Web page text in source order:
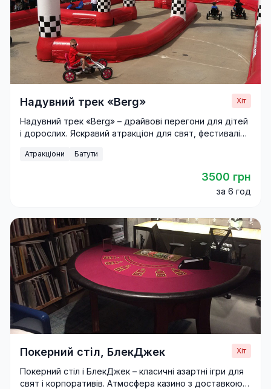
Надувний трек «Berg» Хіт
Надувний трек «Berg» – драйвові перегони для дітей
і дорослих. Яскравий атракціон для свят, фестивалів і
Атракціони Батути
3500 грн
за 6 год
Покерний стіл, БлекДжек Хіт
Покерний стіл і БлекДжек – класичні азартні ігри для
свят і корпоративів. Атмосфера казино з доставкою